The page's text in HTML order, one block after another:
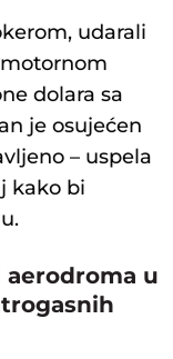
udarali
dolara sa
je osujećen
– uspela
kako bi
aerodroma u